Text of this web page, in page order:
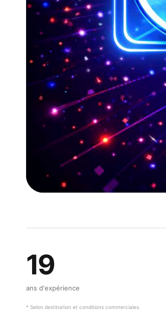
19
ans d'expérience
* Selon destination et conditions commerciales.